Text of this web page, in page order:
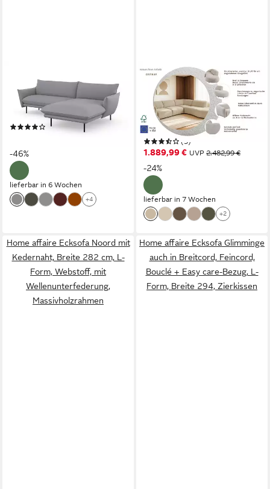
Ecksofa Stine L-Form,
Besonderes Design durch
Kissenoptik und Keder
(11)
-46%
lieferbar in 6 Wochen
+4
HOME AFFAIRE
Ecksofa OSTRUP Rundsofa,
L-Form, Naturtöne, Boucle
oder Chenille, Breite 273 cm,
organische Form mit sanften
Rundungen
(5)
1.889,99 € UVP 2.482,99 €
-24%
lieferbar in 7 Wochen
+2
Home affaire Ecksofa Noord mit
Kedernaht, Breite 282 cm, L-
Form, Webstoff, mit
Wellenunterfederung,
Massivholzrahmen
Home affaire Ecksofa Glimminge
auch in Breitcord, Feincord,
Bouclé + Easy care-Bezug, L-
Form, Breite 294, Zierkissen